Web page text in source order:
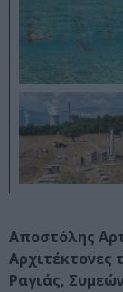
Αποστόλης
Αρχιτέκτονες
Ραγιάς, Συμεών